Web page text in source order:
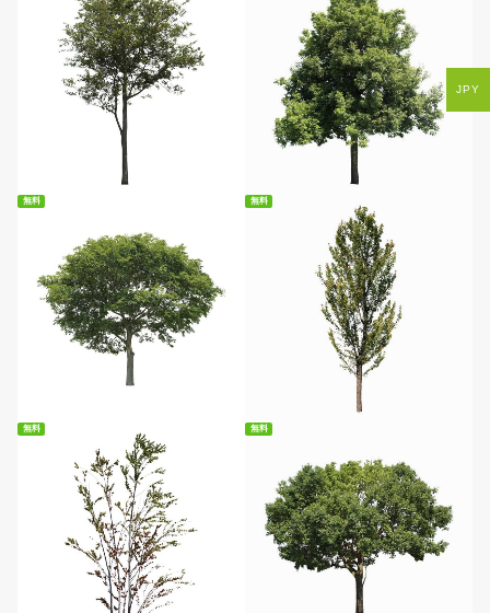
無料ダウンロード 無料ダウンロード
無料
無料ダウンロード
無料
無料ダウンロード
無料
無料ダウンロード
無料
無料ダウンロード
JPY